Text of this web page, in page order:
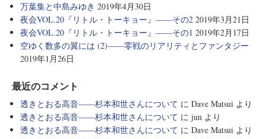
万葉集と中島みゆき 2019年4月30日
夜会VOL.20『リトル・トーキョー』――その2 2019年3月21日
夜会VOL.20『リトル・トーキョー』――その1 2019年2月17日
空ゆく数多の翼には (2)――零戦のリアリティとファンタジー
2019年1月26日
最近のコメント
透きとおる高音――杉本和世さんについて に Dave Matsui より
透きとおる高音――杉本和世さんについて に jun より
透きとおる高音――杉本和世さんについて に Dave Matsui より